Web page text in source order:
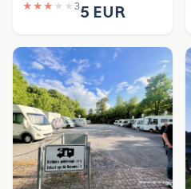
★ ★ ★ ★ ★ 35 EUR